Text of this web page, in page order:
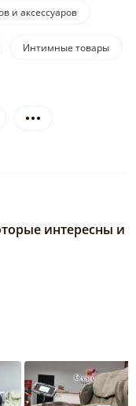
и аксессуаров
Интимные товары
интересны и